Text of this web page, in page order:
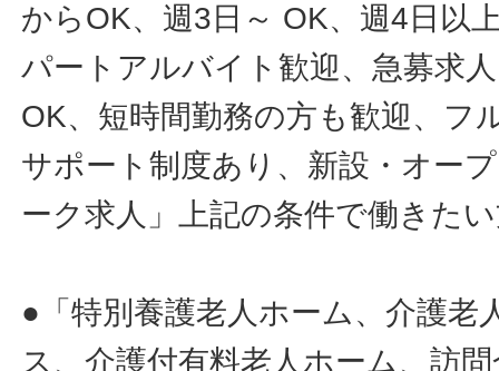
からOK、週3日～ OK、週4日以
パートアルバイト歓迎、急募求
OK、短時間勤務の方も歓迎、フ
サポート制度あり、新設・オー
ーク求人」上記の条件で働きた
●「特別養護老人ホーム、介護老
ス、介護付有料老人ホーム、訪